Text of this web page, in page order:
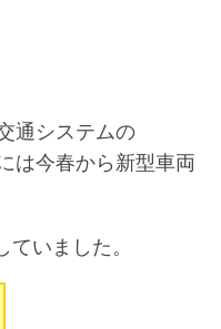
通システムの
は今春から新型車両
いました。